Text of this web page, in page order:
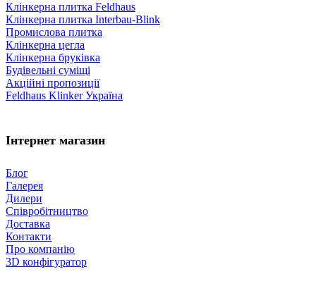
Клінкерна плитка Feldhaus
Клінкерна плитка Interbau-Blink
Промислова плитка
Клінкерна цегла
Клінкерна бруківка
Будівельні суміщі
Акційні пропозиції
Feldhaus Klinker Україна
Інтернет магазин
Блог
Галерея
Дилери
Співробітництво
Доставка
Контакти
Про компанію
3D конфігуратор